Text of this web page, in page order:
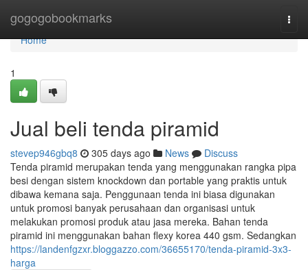
gogogobookmarks
Home
Home
1
Jual beli tenda piramid
stevep946gbq8 305 days ago News
Discuss
Tenda piramid merupakan tenda yang menggunakan rangka pipa
besi dengan sistem knockdown dan portable yang praktis untuk
dibawa kemana saja. Penggunaan tenda ini biasa digunakan
untuk promosi banyak perusahaan dan organisasi untuk
melakukan promosi produk atau jasa mereka. Bahan tenda
piramid ini menggunakan bahan flexy korea 440 gsm. Sedangkan
https://landenfgzxr.bloggazzo.com/36655170/tenda-piramid-3x3-
harga